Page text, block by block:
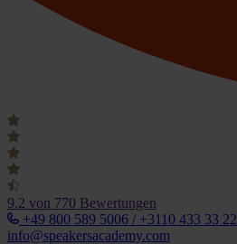
9.2 von 770 Bewertungen
+49 800 589 5006 / +3110 433 33 22
info@speakersacademy.com